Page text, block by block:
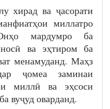
хирад ва ҷасорати
миллатро
мардумро ба
ва эҳтиром ба
менамуданд. Маҳз
ҷомеа заминаи
миллӣ ва эҳсоси
вуҷуд оварданд.